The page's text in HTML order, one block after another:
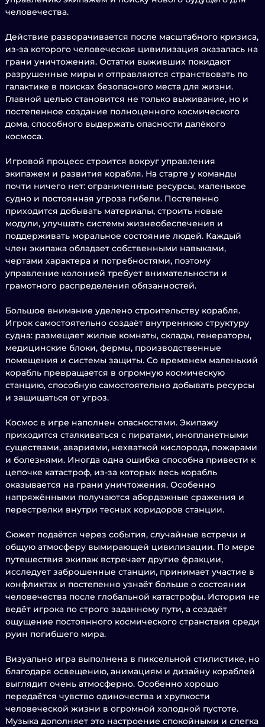
человечества.
Действие разворачивается после масштабного кризиса,
из-за которого человеческая цивилизация оказалась на
грани уничтожения. Остатки выживших покидают
разрушенные миры и отправляются странствовать по
галактике в поисках безопасного места для жизни.
Главной целью становится не только выживание, но и
постепенное создание полноценного космического
дома, способного выдержать опасности далёкого
космоса.
Игровой процесс строится вокруг управления
экипажем и развития корабля. На старте у команды
почти ничего нет: ограниченные ресурсы, маленькое
судно и постоянная угроза гибели. Постепенно
приходится добывать материалы, строить новые
модули, улучшать системы жизнеобеспечения и
поддерживать моральное состояние людей. Каждый
член экипажа обладает собственными навыками,
чертами характера и потребностями, поэтому
управление колонией требует внимательности и
грамотного распределения обязанностей.
Большое внимание уделено строительству корабля.
Игрок самостоятельно создаёт внутреннюю структуру
судна: размещает жилые комнаты, склады, генераторы,
медицинские блоки, фермы, производственные
помещения и системы защиты. Со временем маленький
корабль превращается в огромную космическую
станцию, способную самостоятельно добывать ресурсы
и защищаться от угроз.
Космос в игре наполнен опасностями. Экипажу
приходится сталкиваться с пиратами, инопланетными
существами, авариями, нехваткой кислорода, пожарами
и болезнями. Иногда одна ошибка способна привести к
цепочке катастроф, из-за которых весь корабль
оказывается на грани уничтожения. Особенно
напряжёнными получаются абордажные сражения и
перестрелки внутри тесных коридоров станции.
Сюжет подаётся через события, случайные встречи и
общую атмосферу вымирающей цивилизации. По мере
путешествия экипаж встречает другие фракции,
исследует заброшенные станции, принимает участие в
конфликтах и постепенно узнаёт больше о состоянии
человечества после глобальной катастрофы. История не
ведёт игрока по строго заданному пути, а создаёт
ощущение постоянного космического странствия среди
руин погибшего мира.
Визуально игра выполнена в пиксельной стилистике, но
благодаря освещению, анимациям и дизайну кораблей
выглядит очень атмосферно. Особенно хорошо
передаётся чувство одиночества и хрупкости
человеческой жизни в огромной холодной пустоте.
Музыка дополняет это настроение спокойными и слегка